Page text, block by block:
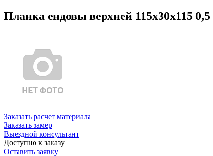
Планка ендовы верхней 115х30х115
Заказать расчет материала
Заказать замер
Выездной консультант
Доступно к заказу
Оставить заявку